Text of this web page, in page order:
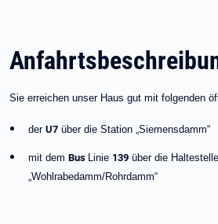
Sie erreichen unser Haus gut mit folgenden
der U7 über die Station „Siemensdamm“
mit dem Bus Linie 139 über die Haltestelle
„Wohlrabedamm/Rohrdamm“